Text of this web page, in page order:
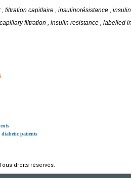
, filtration capillaire , insulinorésistance ,
filtration , insulin resistance , labelled
patients
droits réservés.